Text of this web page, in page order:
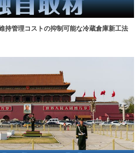
持管理コストの抑制可能な冷蔵倉庫新工法